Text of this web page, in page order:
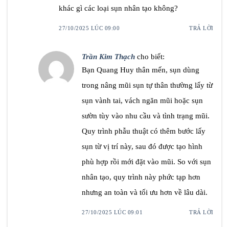
khác gì các loại sụn nhân tạo không?
27/10/2025 LÚC 09:00 TRẢ LỜI
Trần Kim Thạch cho biết:
Bạn Quang Huy thân mến, sụn dùng
trong nâng mũi sụn tự thân thường lấy từ
sụn vành tai, vách ngăn mũi hoặc sụn
sườn tùy vào nhu cầu và tình trạng mũi.
Quy trình phẫu thuật có thêm bước lấy
sụn từ vị trí này, sau đó được tạo hình
phù hợp rồi mới đặt vào mũi. So với sụn
nhân tạo, quy trình này phức tạp hơn
nhưng an toàn và tối ưu hơn về lâu dài.
27/10/2025 LÚC 09:01 TRẢ LỜI